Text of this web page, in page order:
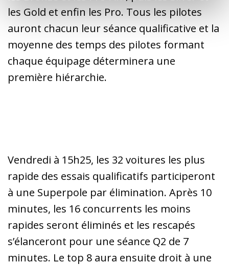
les Gold et enfin les Pro. Tous les pilotes
auront chacun leur séance qualificative et la
moyenne des temps des pilotes formant
chaque équipage déterminera une
première hiérarchie.
Vendredi à 15h25, les 32 voitures les plus
rapide des essais qualificatifs participeront
à une Superpole par élimination. Après 10
minutes, les 16 concurrents les moins
rapides seront éliminés et les rescapés
s’élanceront pour une séance Q2 de 7
minutes. Le top 8 aura ensuite droit à une